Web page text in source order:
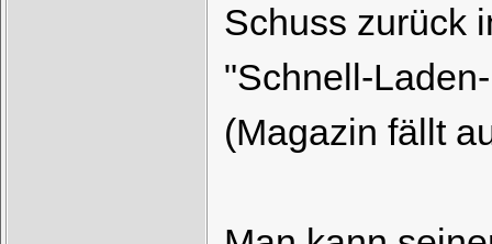
Schuss zurück
"Schnell-
(Magazin fällt